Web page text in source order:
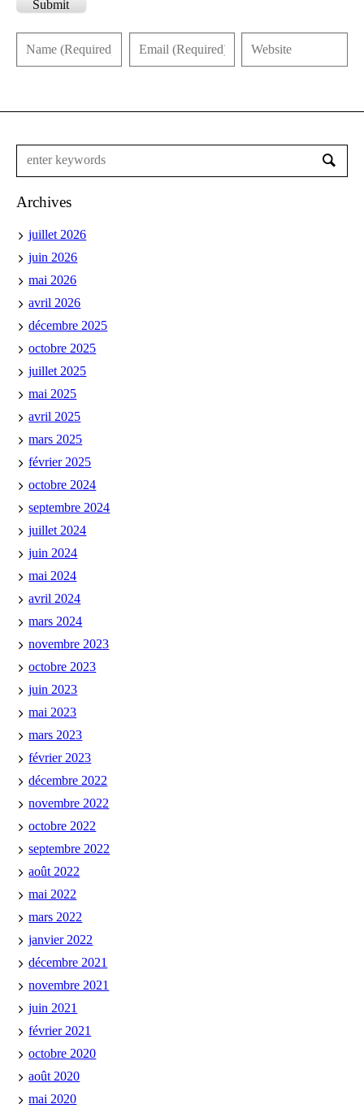
Submit
Archives
juillet 2026
juin 2026
mai 2026
avril 2026
décembre 2025
octobre 2025
juillet 2025
mai 2025
avril 2025
mars 2025
février 2025
octobre 2024
septembre 2024
juillet 2024
juin 2024
mai 2024
avril 2024
mars 2024
novembre 2023
octobre 2023
juin 2023
mai 2023
mars 2023
février 2023
décembre 2022
novembre 2022
octobre 2022
septembre 2022
août 2022
mai 2022
mars 2022
janvier 2022
décembre 2021
novembre 2021
juin 2021
février 2021
octobre 2020
août 2020
mai 2020